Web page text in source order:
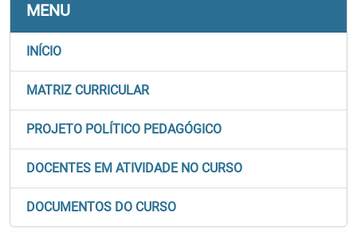
MENU
INÍCIO
MATRIZ CURRICULAR
PROJETO POLÍTICO PEDAGÓGICO
DOCENTES EM ATIVIDADE NO CURSO
DOCUMENTOS DO CURSO